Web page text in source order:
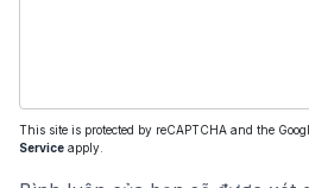
This site is protected by reCAPTCHA and the
Service apply.